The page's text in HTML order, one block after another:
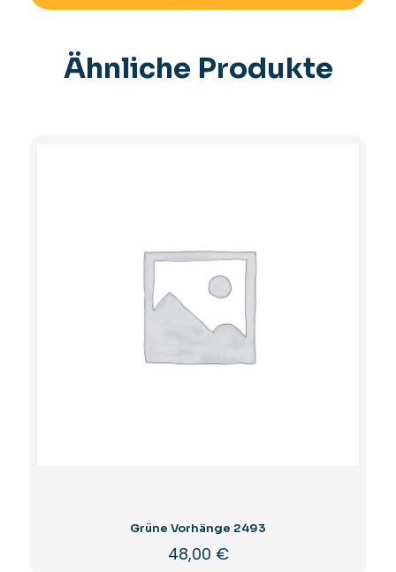
Ähnliche Produkte
Grüne Vorhänge 2493
48,00 €